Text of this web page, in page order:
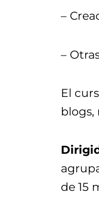
–
–
El
blogs,
de 15